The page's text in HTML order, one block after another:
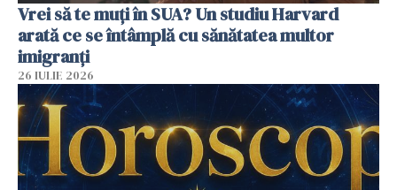
Vrei să te muți în SUA? Un studiu Harvard
arată ce se întâmplă cu sănătatea multor
imigranți
26 IULIE 2026